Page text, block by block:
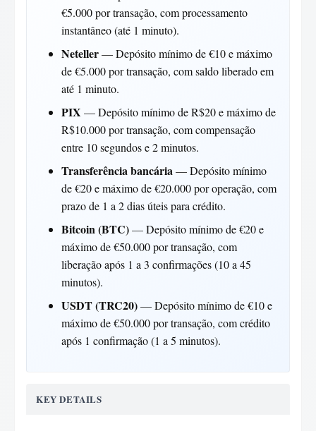
€5.000 por transação, com processamento
instantâneo (até 1 minuto).
Neteller— Depósito mínimo de €10 e máximo
de €5.000 por transação, com saldo liberado em
até 1 minuto.
PIX — Depósito mínimo de R$20 e máximo de
R$10.000 por transação, com compensação
entre 10 segundos e 2 minutos.
Transferência bancária— Depósito mínimo
de €20 e máximo de €20.000 por operação, com
prazo de 1 a 2 dias úteis para crédito.
Bitcoin (BTC)— Depósito mínimo de €20 e
máximo de €50.000 por transação, com
liberação após 1 a 3 confirmações (10 a 45
minutos).
USDT (TRC20)— Depósito mínimo de €10 e
máximo de €50.000 por transação, com crédito
após 1 confirmação (1 a 5 minutos).
KEY DETAILS